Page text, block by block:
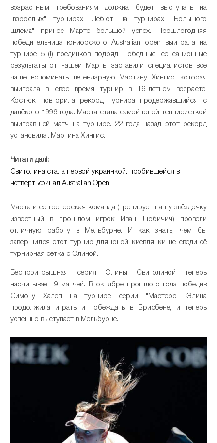
возрастным требованиям должна будет выступать на
"взрослых" турнирах. Дебют на турнирах "Большого
шлема" принёс Марте большой успех. Прошлогодняя
победительница юниорского Australian open выиграла на
турнире 5 (!) поединков подряд. Победные, сенсационные
результаты от нашей Марты заставили специалистов всё
чаще вспоминать легендарную Мартину Хингис, которая
выиграла в своё время турнир в 16-летнем возрасте.
Костюк повторила рекорд турнира продержавшийся с
далёкого 1996 года. Марта стала самой юной теннисисткой
выигравшей матч на турнире. 22 года назад этот рекорд
установила...Мартина Хингис.
Читати далі:
Свитолина стала первой украинкой, пробившейся в
четвертьфинал Australian Open
Марта и её тренерская команда (тренирует нашу звёздочку
известный в прошлом игрок Иван Любичич) провели
отличную работу в Мельбурне. И как знать, чем бы
завершился этот турнир для юной киевлянки не сведи её
турнирная сетка с Элиной.
Беспроигрышная серия Элины Свитолиной теперь
насчитывает 9 матчей. В октябре прошлого года победив
Симону Халеп на турнире серии "Мастерс" Элина
продолжила играть и побеждать в Брисбене, и теперь
успешно выступает в Мельбурне.